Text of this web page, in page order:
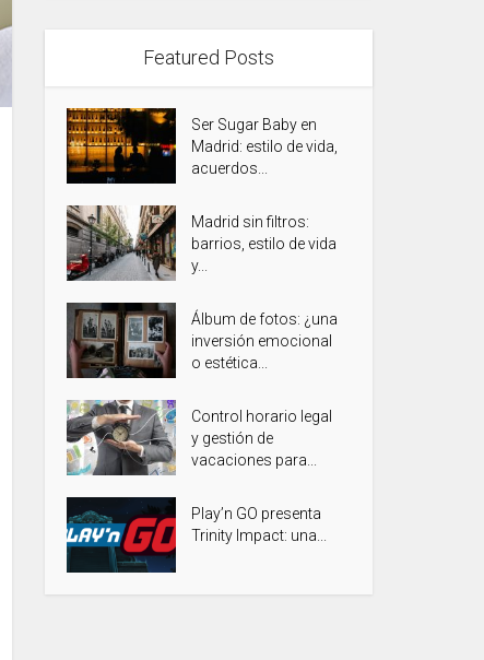
Featured Posts
Ser Sugar Baby en
Madrid: estilo de vida,
acuerdos...
Madrid sin filtros:
barrios, estilo de vida
y...
Álbum de fotos: ¿una
inversión emocional
o estética...
Control horario legal
y gestión de
vacaciones para...
Play’n GO presenta
Trinity Impact: una...